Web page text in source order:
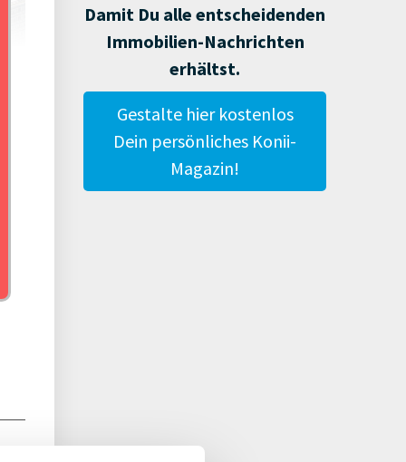
Damit Du alle entscheidenden
Immobilien-Nachrichten
erhältst.
Gestalte hier kostenlos
Dein persönliches Konii-
Magazin!